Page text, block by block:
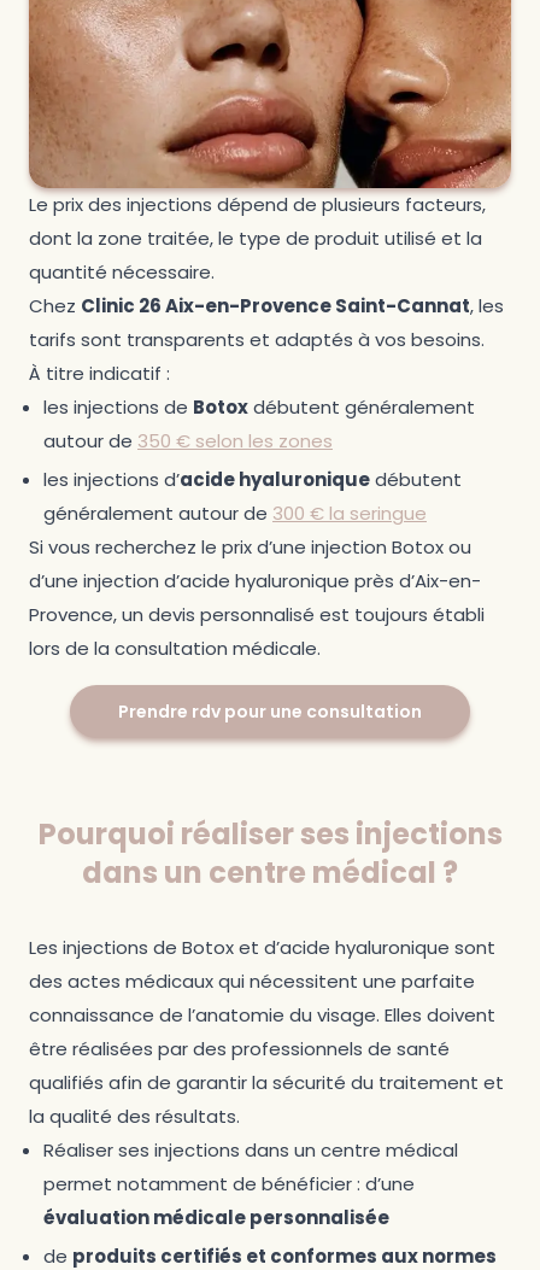
Le prix des injections dépend de plusieurs facteurs,
dont la zone traitée, le type de produit utilisé et la
quantité nécessaire.
Chez Clinic 26 Aix-en-Provence Saint-Cannat, les
tarifs sont transparents et adaptés à vos besoins.
À titre indicatif :
les injections de Botoxdébutent généralement
autour de 350 € selon les zones
les injections d’acide hyaluroniquedébutent
généralement autour de 300 € la seringue
Si vous recherchez le prix d’une injection Botox ou
d’une injection d’acide hyaluronique près d’Aix-en-
Provence, un devis personnalisé est toujours établi
lors de la consultation médicale.
Prendre rdv pour une consultation
Pourquoi réaliser ses injections
dans un centre médical ?
Les injections de Botox et d’acide hyaluronique sont
des actes médicaux qui nécessitent une parfaite
connaissance de l’anatomie du visage. Elles doivent
être réalisées par des professionnels de santé
qualifiés afin de garantir la sécurité du traitement et
la qualité des résultats.
Réaliser ses injections dans un centre médical
permet notamment de bénéficier : d’une
évaluation médicale personnalisée
de produits certifiés et conformes aux normes